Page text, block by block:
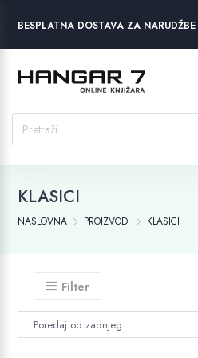
BESPLATNA DOSTAVA ZA
KLASICI
NASLOVNA PROIZVODI KLASICI
Filter